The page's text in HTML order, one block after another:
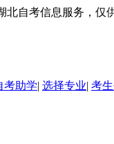
自考信息服务，仅
考助学| 选择专业| 考